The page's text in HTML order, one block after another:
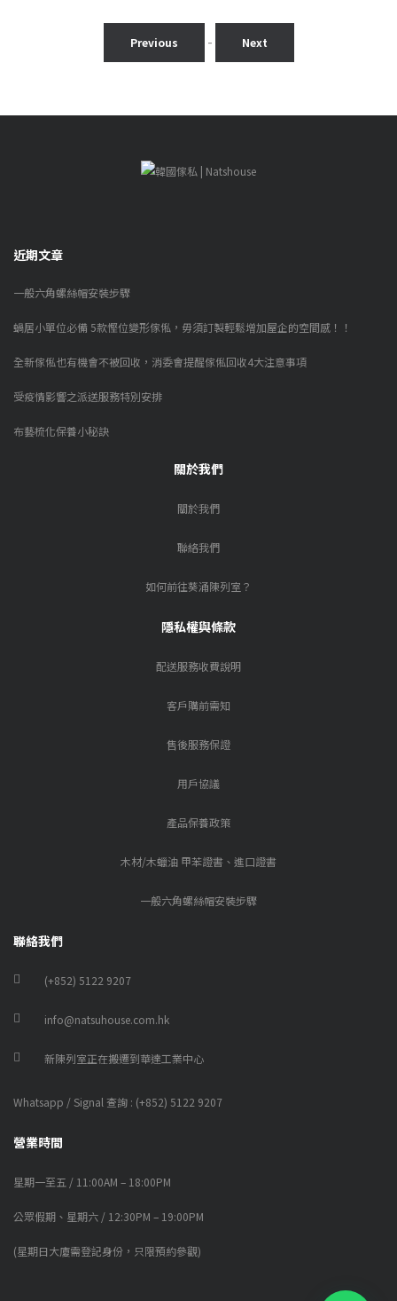
Previous - Next
近期文章
一般六角螺絲帽安裝步驟
蝸居小單位必備 5款慳位變形傢俬，毋須訂製輕鬆增加屋企的空間感！！
全新傢俬也有機會不被回收，消委會提醒傢俬回收4大注意事項
受疫情影響之派送服務特別安排
布藝梳化保養小秘訣
關於我們
關於我們
聯絡我們
如何前往葵涌陳列室？
隱私權與條款
配送服務收費說明
客戶購前需知
售後服務保證
用戶協議
產品保養政策
木材/木蠟油 甲苯證書、進口證書
一般六角螺絲帽安裝步驟
聯絡我們
(+852) 5122 9207
info@natsuhouse.com.hk
新陳列室正在搬遷到華達工業中心
Whatsapp / Signal 查詢 : (+852) 5122 9207
營業時間
星期一至五 / 11:00AM – 18:00PM
公眾假期、星期六 / 12:30PM – 19:00PM
(星期日大廈需登記身份，只限預約參觀)